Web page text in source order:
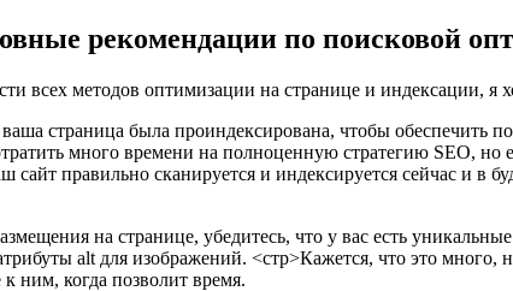
рекомендации по поисковой
всех методов оптимизации на странице и индексации,
страница была проиндексирована, чтобы обеспечить
много времени на полноценную стратегию SEO, но
сайт правильно сканируется и индексируется сейчас и в
на странице, убедитесь, что у вас есть
alt для изображений. <стр>Кажется, что это много,
к ним, когда позволит время.